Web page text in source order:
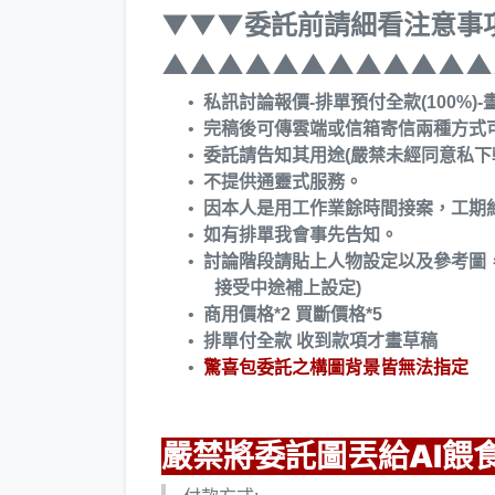
▼▼▼委託前請細看注意
私訊討論報價-排單預付全款(100%)-
完稿後可傳雲端或信箱寄信兩種方式
委託請告知其用途(嚴禁未經同意私
不提供通靈式服務。
因本人是用工作業餘時間接案，工期
如有排單我會事先告知。
討論階段請貼上人物設定以及參考
接受中途補上設定)
商用價格*2 買斷價格*5
排單付全款 收到款項才畫草稿
驚喜包委託之構圖背景皆無法指定
嚴禁將委託圖丟給AI餵